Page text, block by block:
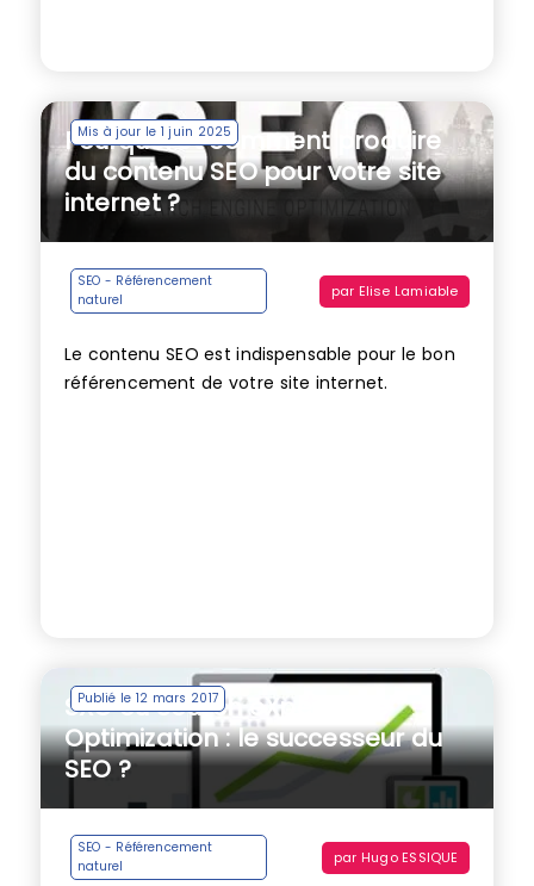
Mis à jour le 1 juin 2025
Pourquoi et comment produire
du contenu SEO pour votre site
internet ?
SEO - Référencement
naturel
par Elise Lamiable
Le contenu SEO est indispensable pour le bon
référencement de votre site internet.
Publié le 12 mars 2017
SXO ou Search eXperience
Optimization : le successeur du
SEO ?
SEO - Référencement
naturel
par Hugo ESSIQUE